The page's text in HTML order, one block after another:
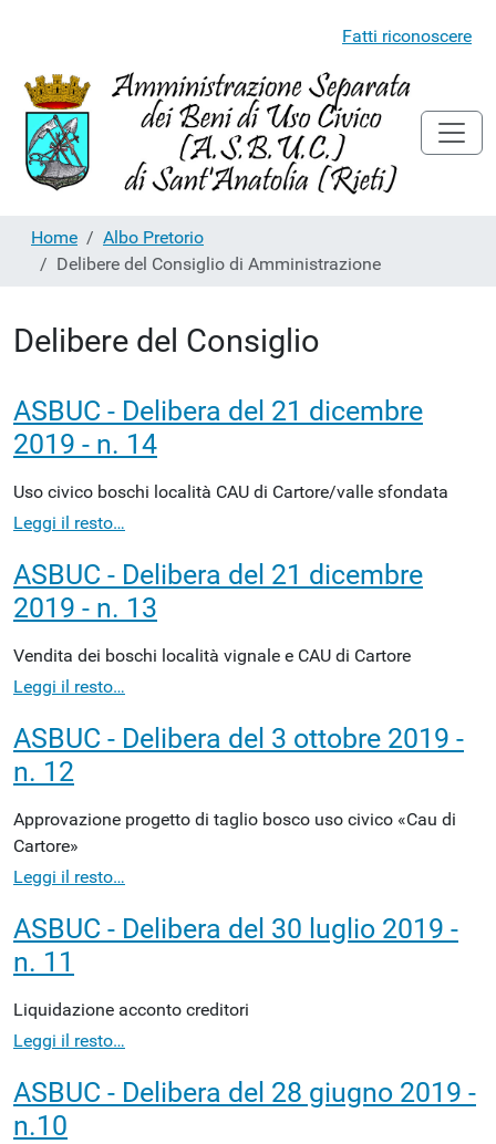
Fatti riconoscere
Home
Albo Pretorio
Delibere del Consiglio di Amministrazione
Delibere del Consiglio
ASBUC - Delibera del 21 dicembre
2019 - n. 14
Uso civico boschi località CAU di Cartore/valle sfondata
Leggi il resto…
ASBUC - Delibera del 21 dicembre
2019 - n. 13
Vendita dei boschi località vignale e CAU di Cartore
Leggi il resto…
ASBUC - Delibera del 3 ottobre 2019 -
n. 12
Approvazione progetto di taglio bosco uso civico «Cau di
Cartore»
Leggi il resto…
ASBUC - Delibera del 30 luglio 2019 -
n. 11
Liquidazione acconto creditori
Leggi il resto…
ASBUC - Delibera del 28 giugno 2019 -
n.10